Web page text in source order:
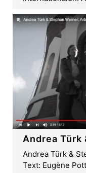
Andrea Türk
Andrea Türk &
Text: Eugène